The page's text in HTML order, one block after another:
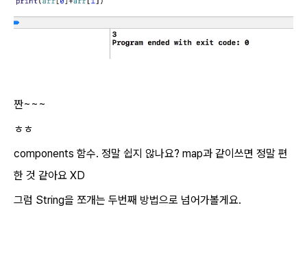
짠~~~
ㅎㅎ
components 함수. 정말 쉽지 않나요? map과 같이쓰면 정말 편
한 것 같아요 XD
그럼 String을 쪼개는 두번째 방법으로 넘어가볼게요.